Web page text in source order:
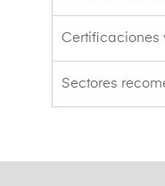
Certificaciones
Sectores